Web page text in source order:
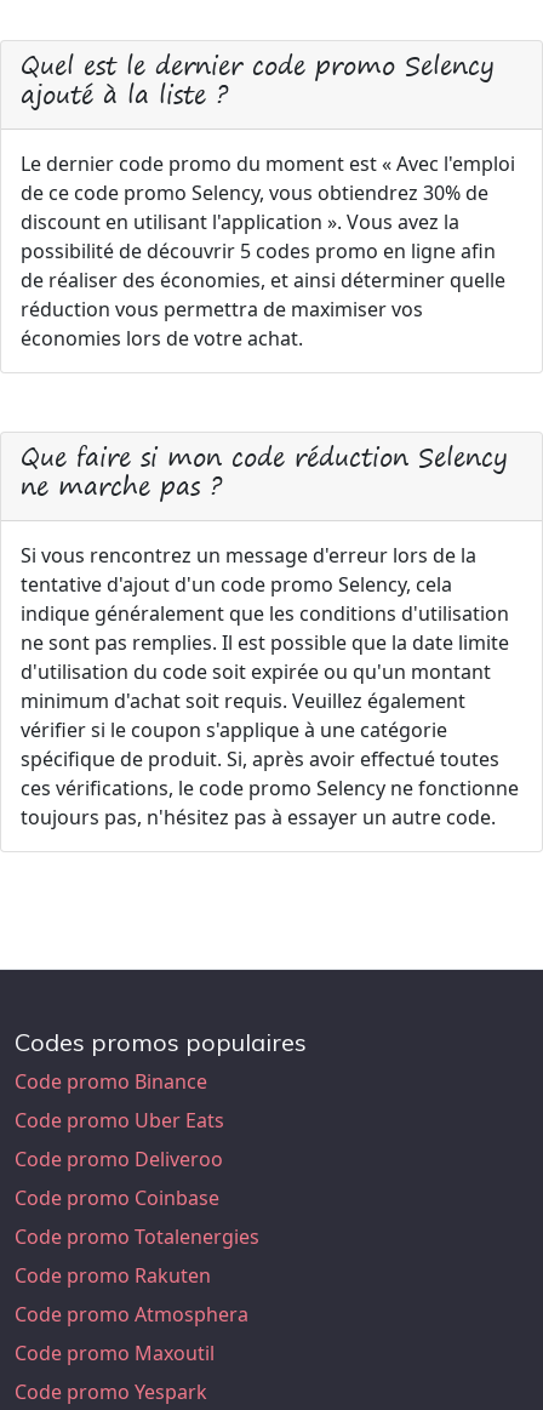
Quel est le dernier code promo Selency
ajouté à la liste ?
Le dernier code promo du moment est « Avec l'emploi
de ce code promo Selency, vous obtiendrez 30% de
discount en utilisant l'application ». Vous avez la
possibilité de découvrir 5 codes promo en ligne afin
de réaliser des économies, et ainsi déterminer quelle
réduction vous permettra de maximiser vos
économies lors de votre achat.
Que faire si mon code réduction Selency
ne marche pas ?
Si vous rencontrez un message d'erreur lors de la
tentative d'ajout d'un code promo Selency, cela
indique généralement que les conditions d'utilisation
ne sont pas remplies. Il est possible que la date limite
d'utilisation du code soit expirée ou qu'un montant
minimum d'achat soit requis. Veuillez également
vérifier si le coupon s'applique à une catégorie
spécifique de produit. Si, après avoir effectué toutes
ces vérifications, le code promo Selency ne fonctionne
toujours pas, n'hésitez pas à essayer un autre code.
Codes promos populaires
Code promo Binance
Code promo Uber Eats
Code promo Deliveroo
Code promo Coinbase
Code promo Totalenergies
Code promo Rakuten
Code promo Atmosphera
Code promo Maxoutil
Code promo Yespark